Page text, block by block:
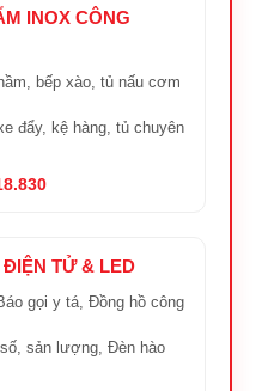
INOX CÔNG
bếp xào, tủ nấu cơm
đẩy, kệ hàng, tủ chuyên
ĐIỆN TỬ & LED
gọi y tá, Đồng hồ công
sản lượng, Đèn hào